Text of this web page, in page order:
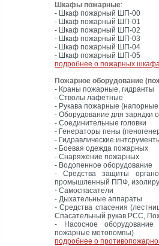
Шкафы пожарные:
- Шкаф пожарный ШП-00
- Шкаф пожарный ШП-01
- Шкаф пожарный ШП-02
- Шкаф пожарный ШП-03
- Шкаф пожарный ШП-04
- Шкаф пожарный ШП-05
подробнее о пожарных
Пожарное оборудование
- Краны пожарные, гидранты
- Стволы лафетные
- Рукава пожарные
- Оборудование для зарядки
- Соединительные головки
- Генераторы пены
- Гидравлические
- Боевая одежда пожарных
- Снаряжение пожарных
- Водопенное оборудование
- Средства защиты
промышленный ППФ,
- Самоспасатели
- Дыхательные аппараты
- Средства спасения
Спасательный рукав РСС,
- Насосное
пожарные мотопомпы)
подробнее о